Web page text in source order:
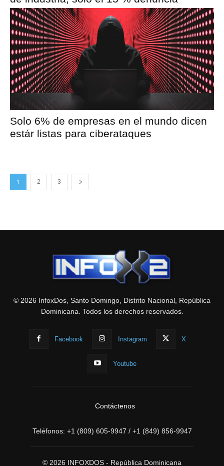
Solo 6% de empresas en el mundo dicen
estár listas para ciberataques
1 2 3
© 2026 InfoxDos, Santo Domingo, Distrito Nacional, República
Dominicana. Todos los derechos reservados.
Facebook Instagram X
Youtube
Contáctenos
Teléfonos: +1 (809) 605-9947 / +1 (849) 856-9947
© 2026 INFOXDOS - República Dominicana